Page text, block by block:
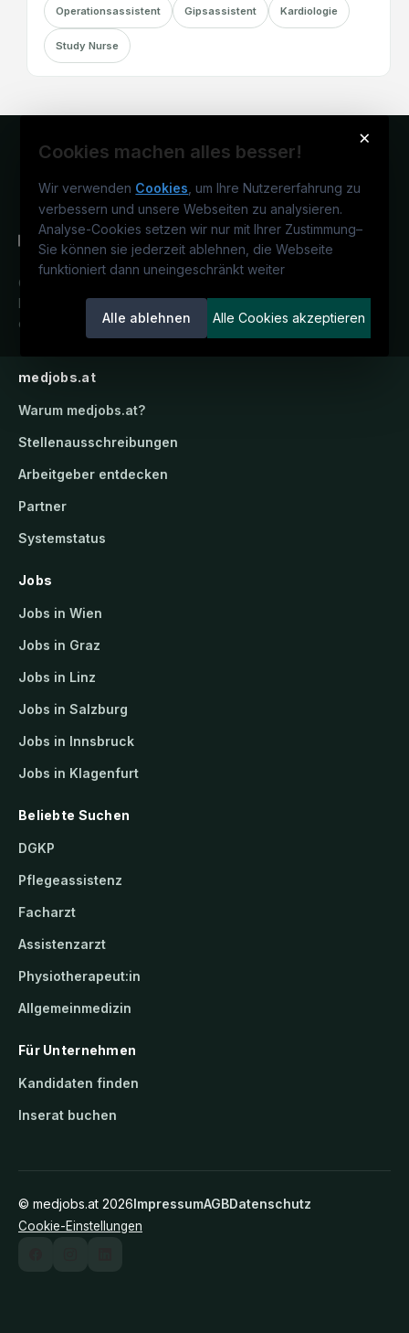
Operationsassistent Gipsassistent Kardiologie
Study Nurse
×
Cookies machen alles besser!
Wir verwenden Cookies , um Ihre Nutzererfahrung zu
verbessern und unsere Webseiten zu analysieren.
Analyse-Cookies setzen wir nur mit Ihrer Zustimmung–
Sie können sie jederzeit ablehnen, die Webseite
funktioniert dann uneingeschränkt weiter
Alle ablehnen Alle Cookies akzeptieren
Österreichs medizinisches
Karriereportal.Ein Service der
candidatis GmbH.
medjobs.at
Warum medjobs.at?
Stellenausschreibungen
Arbeitgeber entdecken
Partner
Systemstatus
Jobs
Jobs in Wien
Jobs in Graz
Jobs in Linz
Jobs in Salzburg
Jobs in Innsbruck
Jobs in Klagenfurt
Beliebte Suchen
DGKP
Pflegeassistenz
Facharzt
Assistenzarzt
Physiotherapeut:in
Allgemeinmedizin
Für Unternehmen
Kandidaten finden
Inserat buchen
© medjobs.at 2026ImpressumAGBDatenschutz
Cookie-Einstellungen